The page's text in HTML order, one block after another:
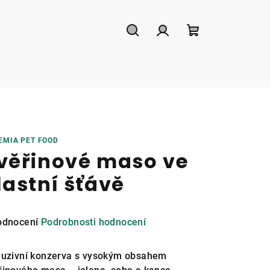
PET FOOD
maso ve
šťávě
Podrobnosti hodnocení
konzerva s vysokým obsahem